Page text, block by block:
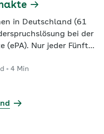
in Deutschland (61
bei der
Nur jeder Fünfte
4 Min